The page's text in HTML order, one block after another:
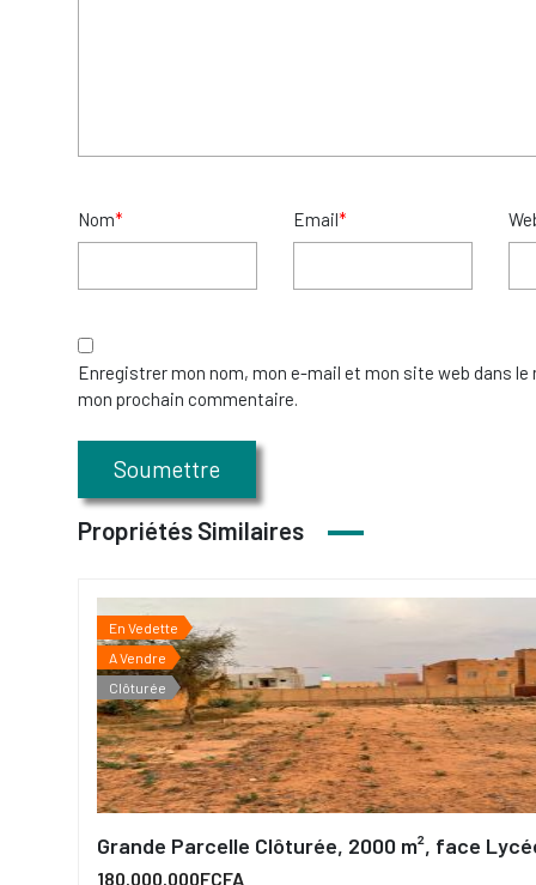
Nom* Email*
Enregistrer mon nom, mon e-mail et mon site web dans le
mon prochain commentaire.
Propriétés Similaires
En Vedette
A Vendre
Clôturée
Grande Parcelle Clôturée, 2000 m², face
180.000.000FCFA